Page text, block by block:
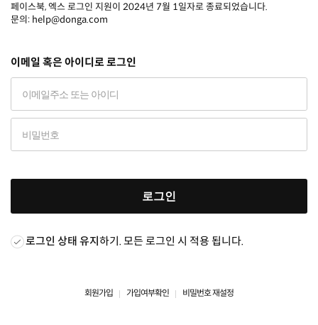
페이스북, 엑스 로그인 지원이 2024년 7월 1일자로 종료되었습니다.
문의: help@donga.com
이메일 혹은 아이디로 로그인
로그인
로그인 상태 유지하기. 모든 로그인 시 적용 됩니다.
회원가입 가입여부확인 비밀번호 재설정